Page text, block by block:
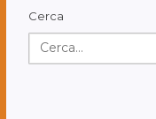
Cerca